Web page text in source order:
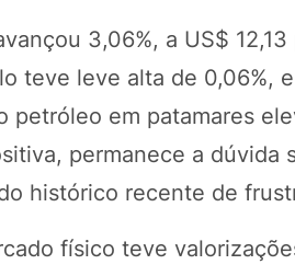
3,06%, a US$
teve leve alta de 0,06%,
petróleo em patamares
permanece a
histórico recente de
físico teve